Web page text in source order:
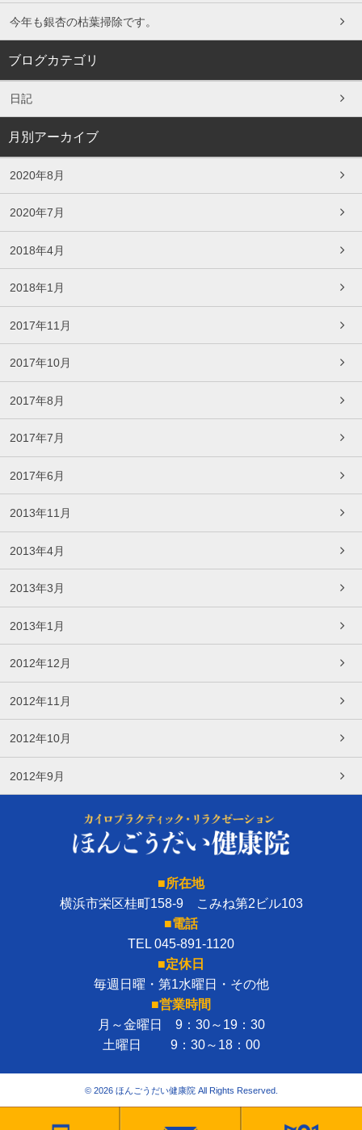
今年も銀杏の枯葉掃除です。
ブログカテゴリ
日記
月別アーカイブ
2020年8月
2020年7月
2018年4月
2018年1月
2017年11月
2017年10月
2017年8月
2017年7月
2017年6月
2013年11月
2013年4月
2013年3月
2013年1月
2012年12月
2012年11月
2012年10月
2012年9月
■所在地
横浜市栄区桂町158-9 こみね第2ビル103
■電話
TEL 045-891-1120
■定休日
毎週日曜・第1水曜日・その他
■営業時間
月～金曜日 9：30～19：30
土曜日 9：30～18：00
© 2026 ほんごうだい健康院 All Rights Reserved.